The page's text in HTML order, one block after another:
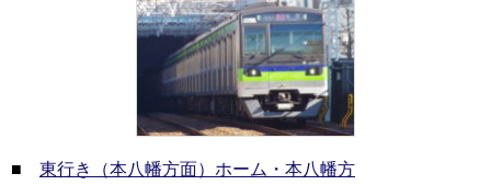
■ 東行き（本八幡方面）ホーム・本八幡方